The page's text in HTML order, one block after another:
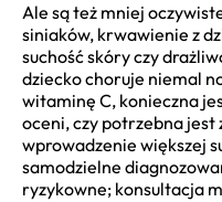
Ale są też mniej
siniaków, krwawienie z
suchość skóry czy
dziecko choruje niemal
witaminę C, konieczna
oceni, czy potrzebna jest
wprowadzenie większej
samodzielne
ryzykowne; konsultacja